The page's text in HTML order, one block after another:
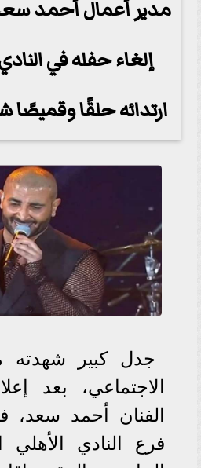
مدير أعمال أحمد
إلغاء حفله في
ارتدائه حلقًا وقميصًا
جدل كبير شهدته
الاجتماعي، بعد
الفنان أحمد سعد،
فرع النادي الأهلي